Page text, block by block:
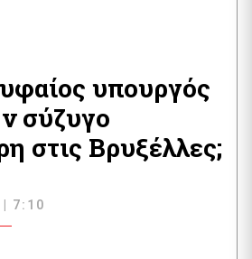
υπουργός
σύζυγο
στις Βρυξέλλες;
| 7:10